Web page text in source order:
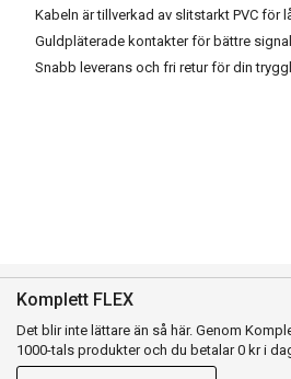
Kabeln är tillverkad av slitstarkt PVC för
Guldpläterade kontakter för bättre
Snabb leverans och fri retur för din
Komplett FLEX
Det blir inte lättare än så här. Genom
1000-tals produkter och du betalar 0 kr i